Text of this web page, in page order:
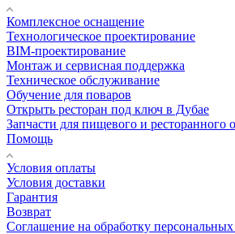
Комплексное оснащение
Технологическое проектирование
BIM-проектирование
Монтаж и сервисная поддержка
Техническое обслуживание
Обучение для поваров
Открыть ресторан под ключ в Дубае
Запчасти для пищевого и ресторанного
Помощь
Условия оплаты
Условия доставки
Гарантия
Возврат
Соглашение на обработку